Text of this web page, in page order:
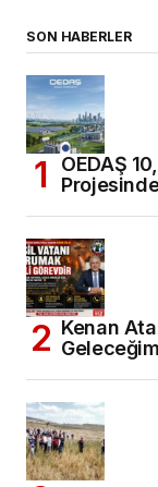
SON HABERLER
OEDAŞ
Kenan